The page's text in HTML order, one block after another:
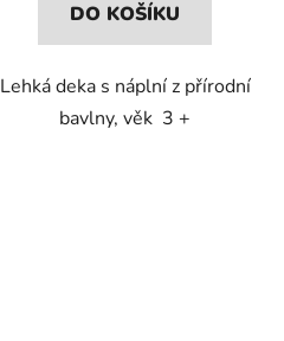
DO KOŠÍKU
Lehká deka s náplní z přírodní
bavlny, věk 3 +